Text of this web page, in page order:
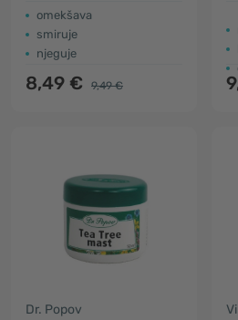
omekšava
smiruje
njeguje
8,49 € 9,49 €
Dr. Popov